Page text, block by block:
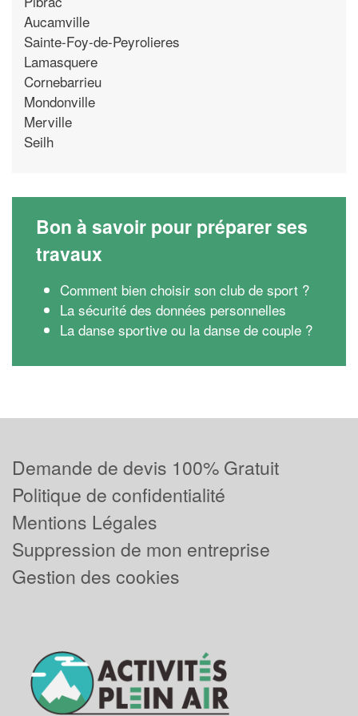
Aucamville
Sainte-Foy-de-Peyrolieres
Lamasquere
Cornebarrieu
Mondonville
Merville
Seilh
Bon à savoir pour préparer ses
travaux
Comment bien choisir son club de sport ?
La sécurité des données personnelles
La danse sportive ou la danse de couple ?
Demande de devis 100% Gratuit
Politique de confidentialité
Mentions Légales
Suppression de mon entreprise
Gestion des cookies